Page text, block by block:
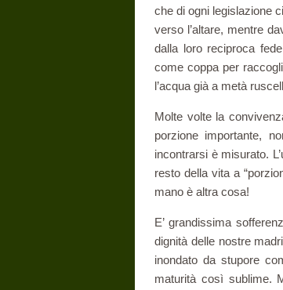
che di ogni legislazione
verso l’altare, mentre
dalla loro reciproca
come coppa per
l’acqua già a metà
Molte volte la
porzione importante,
incontrarsi è misurato.
resto della vita a
mano è altra cosa!
E’ grandissima
dignità delle nostre
inondato da stupore
maturità così sublime.